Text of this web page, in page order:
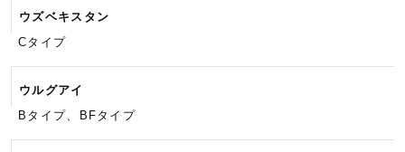
ウズベキスタン
Cタイプ
ウルグアイ
Bタイプ、BFタイプ